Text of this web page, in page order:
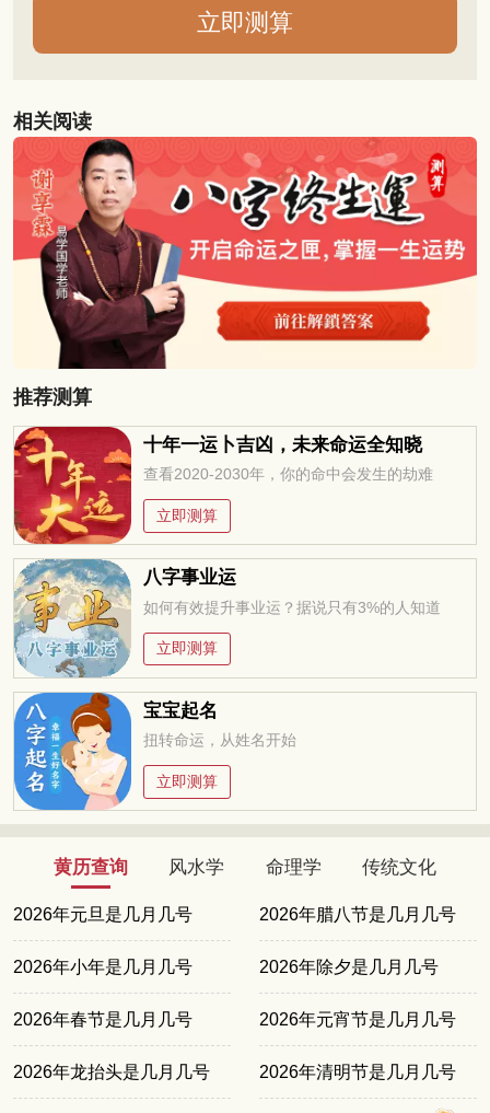
相关阅读
推荐测算
十年一运卜吉凶，未来命运全知晓
查看2020-2030年，你的命中会发生的劫难
立即测算
八字事业运
如何有效提升事业运？据说只有3%的人知道
立即测算
宝宝起名
扭转命运，从姓名开始
立即测算
黄历查询 风水学 命理学 传统文化
2026年元旦是几月几号 2026年腊八节是几月几号
2026年小年是几月几号 2026年除夕是几月几号
2026年春节是几月几号 2026年元宵节是几月几号
2026年龙抬头是几月几号 2026年清明节是几月几号